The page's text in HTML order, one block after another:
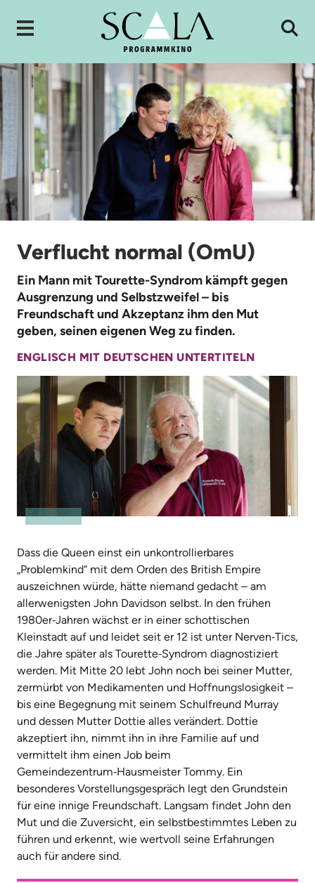
Verflucht normal (OmU)
Ein Mann mit Tourette-Syndrom kämpft gegen
Ausgrenzung und Selbstzweifel – bis
Freundschaft und Akzeptanz ihm den Mut
geben, seinen eigenen Weg zu finden.
ENGLISCH MIT DEUTSCHEN UNTERTITELN
Dass die Queen einst ein unkontrollierbares
„Problemkind“ mit dem Orden des British Empire
auszeichnen würde, hätte niemand gedacht – am
allerwenigsten John Davidson selbst. In den frühen
1980er‑Jahren wächst er in einer schottischen
Kleinstadt auf und leidet seit er 12 ist unter Nerven‑Tics,
die Jahre später als Tourette‑Syndrom diagnostiziert
werden. Mit Mitte 20 lebt John noch bei seiner Mutter,
zermürbt von Medikamenten und Hoffnungslosigkeit –
bis eine Begegnung mit seinem Schulfreund Murray
und dessen Mutter Dottie alles verändert. Dottie
akzeptiert ihn, nimmt ihn in ihre Familie auf und
vermittelt ihm einen Job beim
Gemeindezentrum‑Hausmeister Tommy. Ein
besonderes Vorstellungsgespräch legt den Grundstein
für eine innige Freundschaft. Langsam findet John den
Mut und die Zuversicht, ein selbstbestimmtes Leben zu
führen und erkennt, wie wertvoll seine Erfahrungen
auch für andere sind.